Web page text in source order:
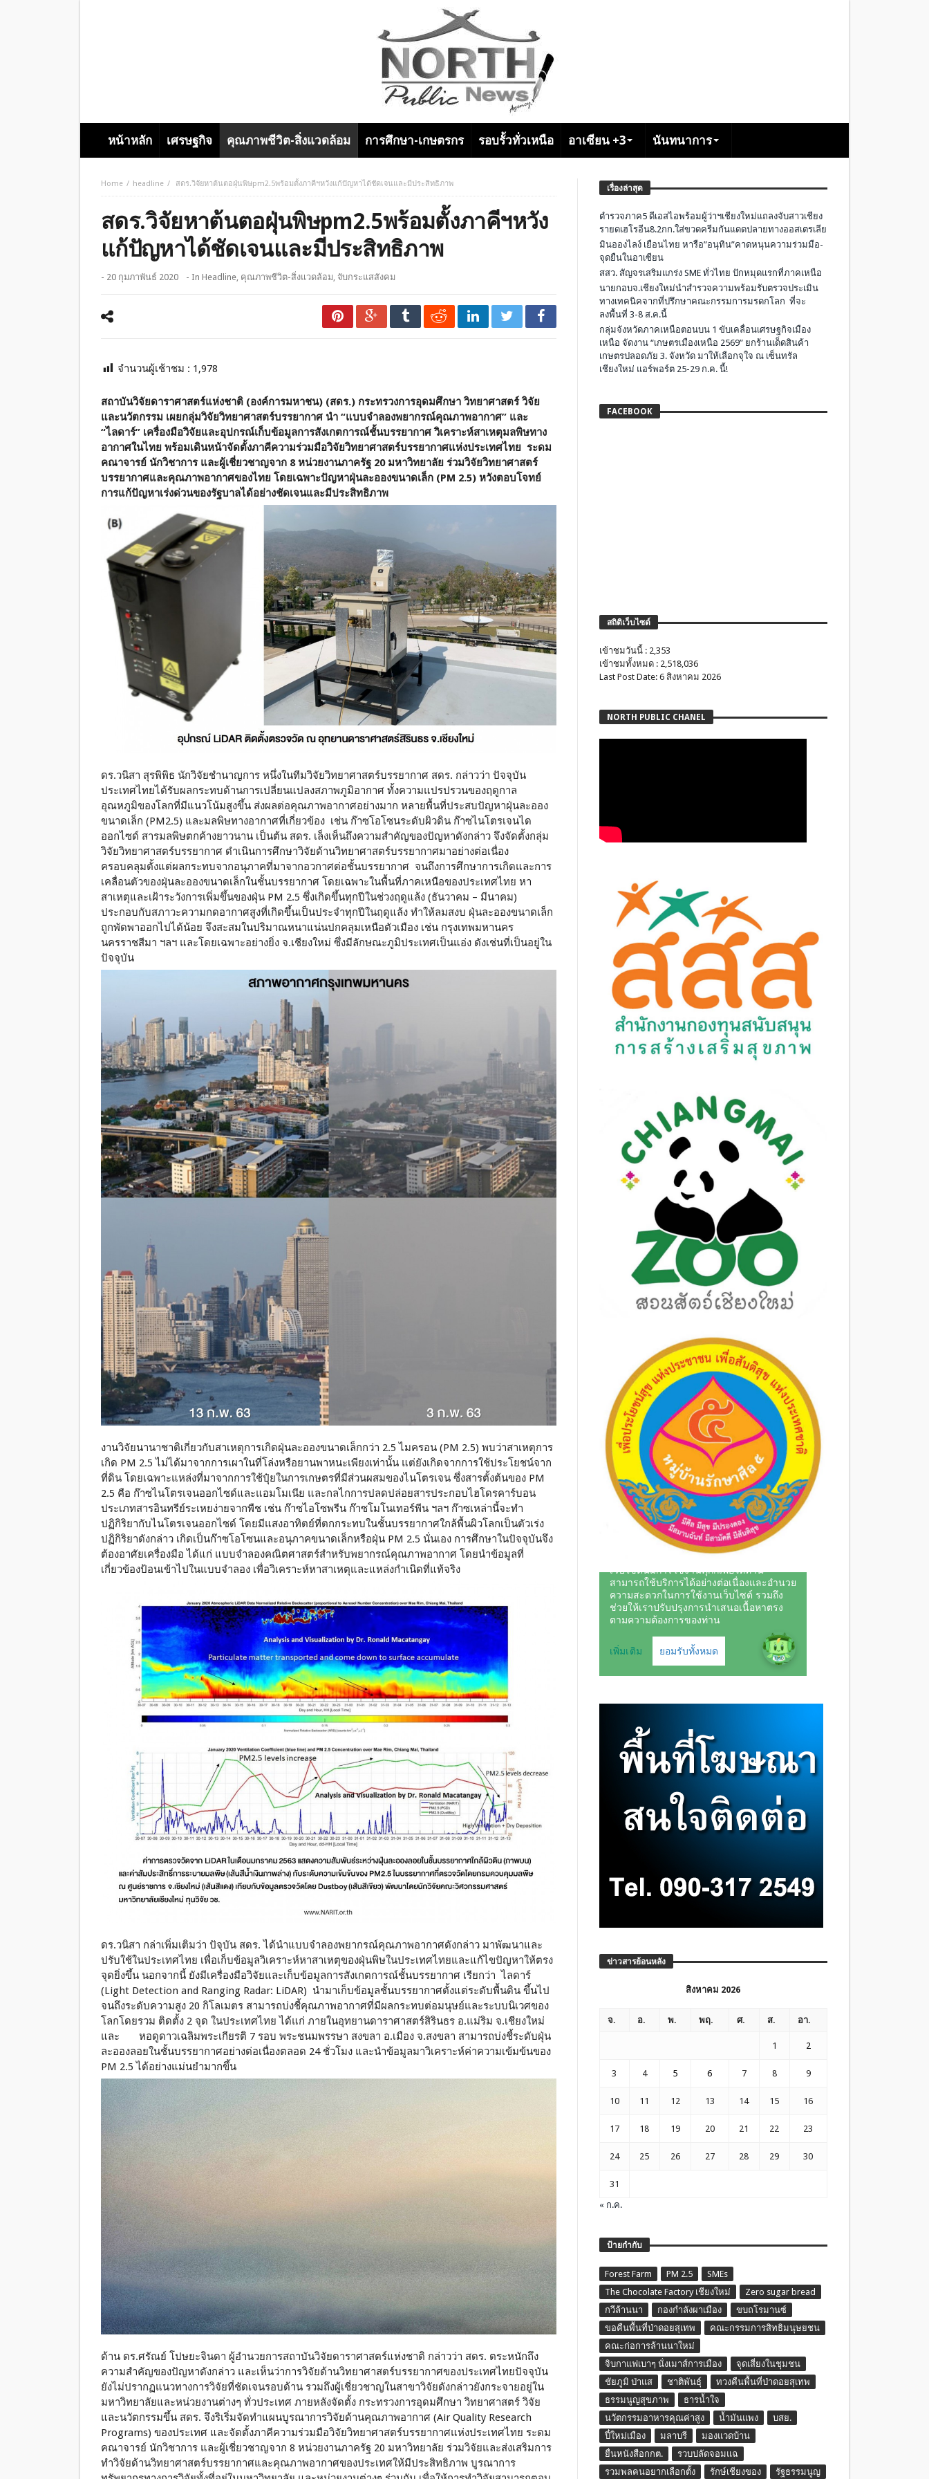
หน้าหลัก เศรษฐกิจ คุณภาพชีวิต-สิ่งแวดล้อม การศึกษา-เกษตรกร รอบรั้วทั่วเหนือ อาเซียน +3 นันทนาการ
Home headline สดร.วิจัยหาต้นตอฝุ่นพิษpm2.5พร้อมตั้งภาคีฯหวังแก้ปัญหาได้ชัดเจนและมีประสิทธิภาพ
สดร.วิจัยหาต้นตอฝุ่นพิษpm2.5พร้อมตั้งภาคีฯหวัง
แก้ปัญหาได้ชัดเจนและมีประสิทธิภาพ
- 20 กุมภาพันธ์ 2020 - In Headline, คุณภาพชีวิต-สิ่งแวดล้อม, จับกระแสสังคม
จำนวนผู้เช้าชม : 1,978
สถาบันวิจัยดาราศาสตร์แห่งชาติ (องค์การมหาชน) (สดร.) กระทรวงการอุดมศึกษา วิทยาศาสตร์ วิจัย
และนวัตกรรม เผยกลุ่มวิจัยวิทยาศาสตร์บรรยากาศ นำ “แบบจำลองพยากรณ์คุณภาพอากาศ” และ
“ไลดาร์” เครื่องมือวิจัยและอุปกรณ์เก็บข้อมูลการสังเกตการณ์ชั้นบรรยากาศ วิเคราะห์สาเหตุมลพิษทาง
อากาศในไทย พร้อมเดินหน้าจัดตั้งภาคีความร่วมมือวิจัยวิทยาศาสตร์บรรยากาศแห่งประเทศไทย ระดม
คณาจารย์ นักวิชาการ และผู้เชี่ยวชาญจาก 8 หน่วยงานภาครัฐ 20 มหาวิทยาลัย ร่วมวิจัยวิทยาศาสตร์
บรรยากาศและคุณภาพอากาศของไทย โดยเฉพาะปัญหาฝุ่นละอองขนาดเล็ก (PM 2.5) หวังตอบโจทย์
การแก้ปัญหาเร่งด่วนของรัฐบาลได้อย่างชัดเจนและมีประสิทธิภาพ
ดร.วนิสา สุรพิพิธ นักวิจัยชำนาญการ หนึ่งในทีมวิจัยวิทยาศาสตร์บรรยากาศ สดร. กล่าวว่า ปัจจุบัน
ประเทศไทยได้รับผลกระทบด้านการเปลี่ยนแปลงสภาพภูมิอากาศ ทั้งความแปรปรวนของฤดูกาล
อุณหภูมิของโลกที่มีแนวโน้มสูงขึ้น ส่งผลต่อคุณภาพอากาศอย่างมาก หลายพื้นที่ประสบปัญหาฝุ่นละออง
ขนาดเล็ก (PM2.5) และมลพิษทางอากาศที่เกี่ยวข้อง เช่น ก๊าซโอโซนระดับผิวดิน ก๊าซไนโตรเจนได
ออกไซด์ สารมลพิษตกค้างยาวนาน เป็นต้น สดร. เล็งเห็นถึงความสำคัญของปัญหาดังกล่าว จึงจัดตั้งกลุ่ม
วิจัยวิทยาศาสตร์บรรยากาศ ดำเนินการศึกษาวิจัยด้านวิทยาศาสตร์บรรยากาศมาอย่างต่อเนื่อง
ครอบคลุมตั้งแต่ผลกระทบจากอนุภาคที่มาจากอวกาศต่อชั้นบรรยากาศ จนถึงการศึกษาการเกิดและการ
เคลื่อนตัวของฝุ่นละอองขนาดเล็กในชั้นบรรยากาศ โดยเฉพาะในพื้นที่ภาคเหนือของประเทศไทย หา
สาเหตุและเฝ้าระวังการเพิ่มขึ้นของฝุ่น PM 2.5 ซึ่งเกิดขึ้นทุกปีในช่วงฤดูแล้ง (ธันวาคม – มีนาคม)
ประกอบกับสภาวะความกดอากาศสูงที่เกิดขึ้นเป็นประจำทุกปีในฤดูแล้ง ทำให้ลมสงบ ฝุ่นละอองขนาดเล็ก
ถูกพัดพาออกไปได้น้อย จึงสะสมในปริมาณหนาแน่นปกคลุมเหนือตัวเมือง เช่น กรุงเทพมหานคร
นครราชสีมา ฯลฯ และโดยเฉพาะอย่างยิ่ง จ.เชียงใหม่ ซึ่งมีลักษณะภูมิประเทศเป็นแอ่ง ดังเช่นที่เป็นอยู่ใน
ปัจจุบัน
งานวิจัยนานาชาติเกี่ยวกับสาเหตุการเกิดฝุ่นละอองขนาดเล็กกว่า 2.5 ไมครอน (PM 2.5) พบว่าสาเหตุการ
เกิด PM 2.5 ไม่ได้มาจากการเผาในที่โล่งหรือยานพาหนะเพียงเท่านั้น แต่ยังเกิดจากการใช้ประโยชน์จาก
ที่ดิน โดยเฉพาะแหล่งที่มาจากการใช้ปุ๋ยในการเกษตรที่มีส่วนผสมของไนโตรเจน ซึ่งสารตั้งต้นของ PM
2.5 คือ ก๊าซไนโตรเจนออกไซด์และแอมโมเนีย และกลไกการปลดปล่อยสารประกอบไฮโดรคาร์บอน
ประเภทสารอินทรีย์ระเหยง่ายจากพืช เช่น ก๊าซไอโซพรีน ก๊าซโมโนเทอร์พีน ฯลฯ ก๊าซเหล่านี้จะทำ
ปฏิกิริยากับไนโตรเจนออกไซด์ โดยมีแสงอาทิตย์ที่ตกกระทบในชั้นบรรยากาศใกล้พื้นผิวโลกเป็นตัวเร่ง
ปฏิกิริยาดังกล่าว เกิดเป็นก๊าซโอโซนและอนุภาคขนาดเล็กหรือฝุ่น PM 2.5 นั่นเอง การศึกษาในปัจจุบันจึง
ต้องอาศัยเครื่องมือ ได้แก่ แบบจำลองคณิตศาสตร์สำหรับพยากรณ์คุณภาพอากาศ โดยนำข้อมูลที่
เกี่ยวข้องป้อนเข้าไปในแบบจำลอง เพื่อวิเคราะห์หาสาเหตุและแหล่งกำเนิดที่แท้จริง
ดร.วนิสา กล่าเพิ่มเติมว่า ปัจุบัน สดร. ได้นำแบบจำลองพยากรณ์คุณภาพอากาศดังกล่าว มาพัฒนาและ
ปรับใช้ในประเทศไทย เพื่อเก็บข้อมูลวิเคราะห์หาสาเหตุของฝุ่นพิษในประเทศไทยและแก้ไขปัญหาให้ตรง
จุดยิ่งขึ้น นอกจากนี้ ยังมีเครื่องมือวิจัยและเก็บข้อมูลการสังเกตการณ์ชั้นบรรยากาศ เรียกว่า ไลดาร์
(Light Detection and Ranging Radar: LiDAR) นำมาเก็บข้อมูลชั้นบรรยากาศตั้งแต่ระดับพื้นดิน ขึ้นไป
จนถึงระดับความสูง 20 กิโลเมตร สามารถบ่งชี้คุณภาพอากาศที่มีผลกระทบต่อมนุษย์และระบบนิเวศของ
โลกโดยรวม ติดตั้ง 2 จุด ในประเทศไทย ได้แก่ ภายในอุทยานดาราศาสตร์สิรินธร อ.แม่ริม จ.เชียงใหม่
และ หอดูดาวเฉลิมพระเกียรติ 7 รอบ พระชนมพรรษา สงขลา อ.เมือง จ.สงขลา สามารถบ่งชี้ระดับฝุ่น
ละอองลอยในชั้นบรรยากาศอย่างต่อเนื่องตลอด 24 ชั่วโมง และนำข้อมูลมาวิเคราะห์ค่าความเข้มข้นของ
PM 2.5 ได้อย่างแม่นยำมากขึ้น
ด้าน ดร.ศรัณย์ โปษยะจินดา ผู้อำนวยการสถาบันวิจัยดาราศาสตร์แห่งชาติ กล่าวว่า สดร. ตระหนักถึง
ความสำคัญของปัญหาดังกล่าว และเห็นว่าการวิจัยด้านวิทยาศาสตร์บรรยากาศของประเทศไทยปัจจุบัน
ยังไม่ปรากฏแนวทางการวิจัยที่ชัดเจนรอบด้าน รวมถึงผู้เชี่ยวชาญในสาขาวิจัยดังกล่าวยังกระจายอยู่ใน
มหาวิทยาลัยและหน่วยงานต่างๆ ทั่วประเทศ ภายหลังจัดตั้ง กระทรวงการอุดมศึกษา วิทยาศาสตร์ วิจัย
และนวัตกรรมขึ้น สดร. จึงริเริ่มจัดทำแผนบูรณาการวิจัยด้านคุณภาพอากาศ (Air Quality Research
Programs) ของประเทศ และจัดตั้งภาคีความร่วมมือวิจัยวิทยาศาสตร์บรรยากาศแห่งประเทศไทย ระดม
คณาจารย์ นักวิชาการ และผู้เชี่ยวชาญจาก 8 หน่วยงานภาครัฐ 20 มหาวิทยาลัย ร่วมวิจัยและส่งเสริมการ
ทำวิจัยด้านวิทยาศาสตร์บรรยากาศและคุณภาพอากาศของประเทศให้มีประสิทธิภาพ บูรณาการ
เรื่องล่าสุด
ตำรวจภาค5 ดีเอสไอพร้อมผู้ว่าฯเชียงใหม่แถลงจับสาวเชียง
รายดเฮโรอีน8.2กก.ใส่ขวดครีมกันแดดปลายทางออสเตรเลีย
มินอองไลง์ เยือนไทย หารือ”อนุทิน”คาดหนุนความร่วมมือ-
จุดยืนในอาเซียน
สสว. สัญจรเสริมแกร่ง SME ทั่วไทย ปักหมุดแรกที่ภาคเหนือ
นายกอบจ.เชียงใหม่นำสำรวจความพร้อมรับตรวจประเมิน
ทางเทคนิคจากที่ปรึกษาคณะกรรมการมรดกโลก ที่จะ
ลงพื้นที่ 3-8 ส.ค.นี้
กลุ่มจังหวัดภาคเหนือตอนบน 1 ขับเคลื่อนเศรษฐกิจเมือง
เหนือ จัดงาน “เกษตรเมืองเหนือ 2569” ยกร้านเด็ดสินค้า
เกษตรปลอดภัย 3. จังหวัด มาให้เลือกจุใจ ณ เซ็นทรัล
เชียงใหม่ แอร์พอร์ต 25-29 ก.ค. นี้!
FACEBOOK
สถิติเว็บไซต์
เข้าชมวันนี้ : 2,353
เข้าชมทั้งหมด : 2,518,036
Last Post Date: 6 สิงหาคม 2026
NORTH PUBLIC CHANEL
ข่าวสารย้อนหลัง
สิงหาคม 2026
จ. อ. พ. พฤ. ศ. ส. อา.
1 2
3 4 5 6 7 8 9
10 11 12 13 14 15 16
17 18 19 20 21 22 23
24 25 26 27 28 29 30
31
« ก.ค.
ป้ายกำกับ
Forest Farm PM 2.5
SMEs
The Chocolate Factory เชียงใหม่
Zero sugar bread
กวีล้านนา
กองกำลังผาเมือง
ขบถโรมานซ์
ขอคืนพื้นที่ป่าดอยสุเทพ
คณะกรรมการสิทธิมนุษยชน
คณะก่อการล้านนาใหม่
จิบกาแฟเบาๆ นั่งเมาส์การเมือง
จุดเสี่ยงในชุมชน
ชัยภูมิ ป่าแส
ชาติพันธุ์
ทวงคืนพื้นที่ป่าดอยสุเทพ
ธรรมนูญสุขภาพ
ธารน้ำใจ
นวัตกรรมอาหารคุณค่าสูง
น้ำมันแพง
บสย.
ปี๋ใหม่เมือง
มลาบรี
มองแวดบ้าน
ยื่นหนังสือกกต.
รวบปลัดจอมแฉ
รวมพลคนอยากเลือกตั้ง
รักษ์เชียงของ รัฐธรรมนูญ